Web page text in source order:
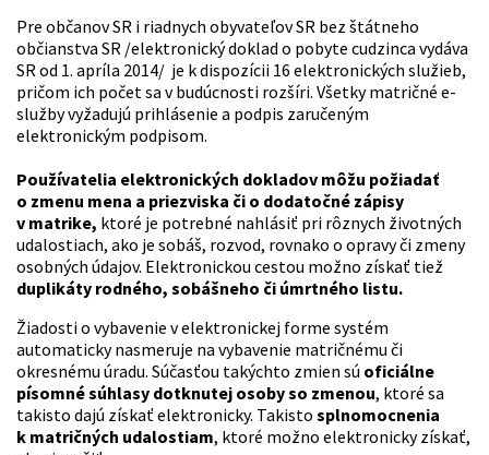
Pre občanov SR i riadnych obyvateľov SR bez štátneho
občianstva SR /elektronický doklad o pobyte cudzinca vydáva
SR od 1. apríla 2014/ je k dispozícii 16 elektronických služieb,
pričom ich počet sa v budúcnosti rozšíri. Všetky matričné e-
služby vyžadujú prihlásenie a podpis zaručeným
elektronickým podpisom.
Používatelia elektronických dokladov môžu požiadať
o zmenu mena a priezviska či o dodatočné zápisy
v matrike, ktoré je potrebné nahlásiť pri rôznych životných
udalostiach, ako je sobáš, rozvod, rovnako o opravy či zmeny
osobných údajov. Elektronickou cestou možno získať tiež
duplikáty rodného, sobášneho či úmrtného listu.
Žiadosti o vybavenie v elektronickej forme systém
automaticky nasmeruje na vybavenie matričnému či
okresnému úradu. Súčasťou takýchto zmien sú oficiálne
písomné súhlasy dotknutej osoby so zmenou, ktoré sa
takisto dajú získať elektronicky. Takisto splnomocnenia
k matričných udalostiam, ktoré možno elektronicky získať,